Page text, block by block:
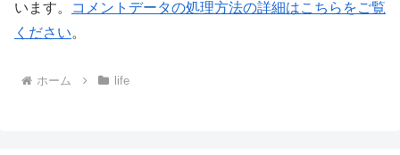
います。
コメントデータの処理方法の詳細はこちらをご覧
ください。
ホーム life